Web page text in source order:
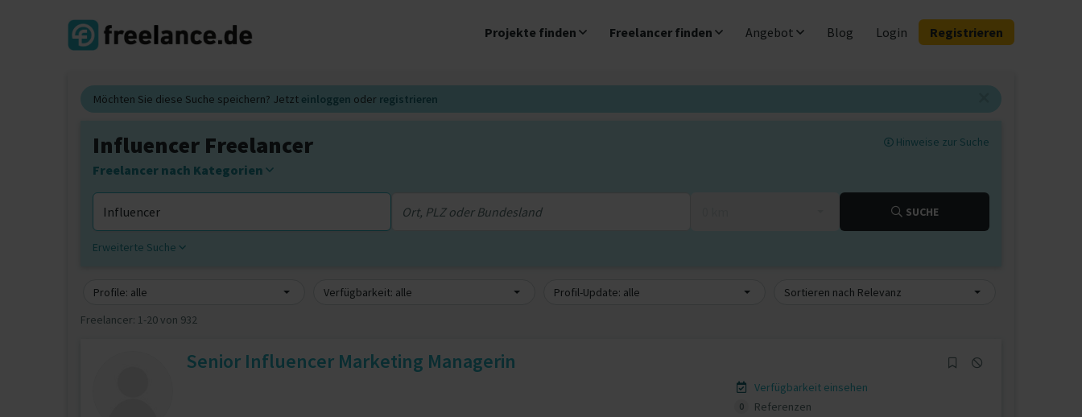
Projekte finden Freelancer finden Angebot Blog Login Registrieren
Möchten Sie diese Suche speichern? Jetzt einloggen oder registrieren
Hinweise zur Suche
Influencer Freelancer
Freelancer nach Kategorien
SUCHE
Erweiterte Suche
Profile: alle Verfügbarkeit: alle Profil-Update: alle
Sortieren nach Relevanz
Freelancer: 1-20 von 932
Senior Influencer Marketing Managerin
Verfügbarkeit einsehen
0
Referenzen